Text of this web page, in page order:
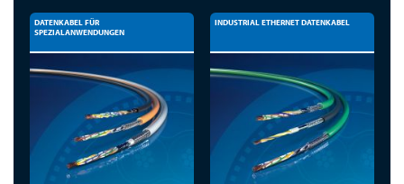
DATENKABEL FÜR
SPEZIALANWENDUNGEN
INDUSTRIAL ETHERNET DATENKABEL